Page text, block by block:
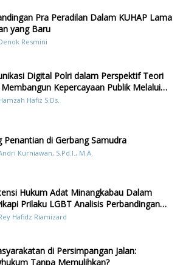
Pra Peradilan Dalam KUHAP Lama
yang Baru
Resmini
Digital Polri dalam Perspektif Teori
Kepercayaan Publik Melalui
Humanis Kesiapsiagaan Bencana di
Hafiz S.Ds.
Penantian di Gerbang Samudra
Kurniawan, S.Pd.I., M.A.
Hukum Adat Minangkabau Dalam
Prilaku LGBT Analisis Perbandingan
Hukum Pidana
Hafidz Riamizard
di Persimpangan Jalan:
Tanpa Memulihkan?